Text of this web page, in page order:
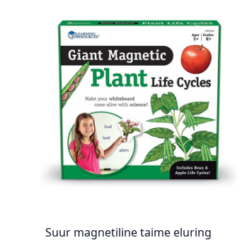
Suur magnetiline taime eluring